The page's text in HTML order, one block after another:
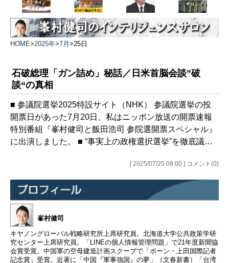
HOME>2025年> 7月 >25日
石破総理「ガン詰め」秘話／日米首脳会談”破
談“の真相
■ 参議院選挙2025特設サイト（NHK） 参議院選挙の投
開票日があった7月20日、私はニッポン放送の開票速報
特別番組『峯村健司と飯田浩司 参院選開票スペシャル』
に出演しました。 ■ “事実上の政権選択選挙”を徹底議…
[ 2025/07/25 09:00 ] コメント(0)
峯村健司
キヤノングローバル戦略研究所上席研究員。北海道大学公共政策学研
究センター上席研究員。「LINEの個人情報管理問題」で21年度新聞協
会賞受賞。中国軍の空母建造計画スクープで「ボーン・上田国際記者
記念賞」受賞。近著に「中国『軍事強国』の夢」（文春新書）「台湾